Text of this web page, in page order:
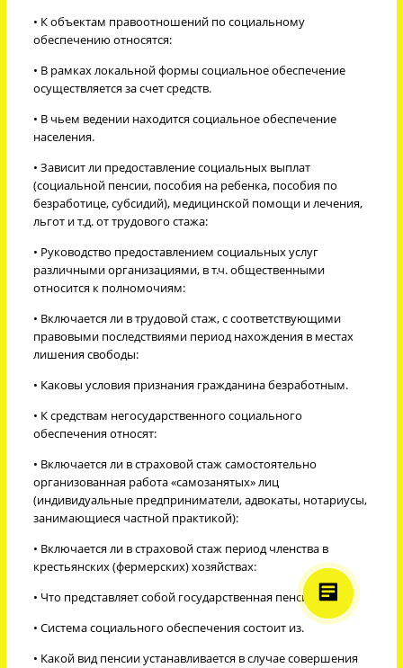
• К объектам правоотношений по социальному
обеспечению относятся:
• В рамках локальной формы социальное обеспечение
осуществляется за счет средств.
• В чьем ведении находится социальное обеспечение
населения.
• Зависит ли предоставление социальных выплат
(социальной пенсии, пособия на ребенка, пособия по
безработице, субсидий), медицинской помощи и лечения,
льгот и т.д. от трудового стажа:
• Руководство предоставлением социальных услуг
различными организациями, в т.ч. общественными
относится к полномочиям:
• Включается ли в трудовой стаж, с соответствующими
правовыми последствиями период нахождения в местах
лишения свободы:
• Каковы условия признания гражданина безработным.
• К средствам негосударственного социального
обеспечения относят:
• Включается ли в страховой стаж самостоятельно
организованная работа «самозанятых» лиц
(индивидуальные предприниматели, адвокаты, нотариусы,
занимающиеся частной практикой):
• Включается ли в страховой стаж период членства в
крестьянских (фермерских) хозяйствах:
• Что представляет собой государственная пенсия.
• Система социального обеспечения состоит из.
• Какой вид пенсии устанавливается в случае совершения